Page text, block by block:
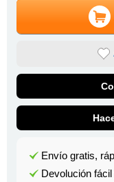
Envío gratis,
Devolución